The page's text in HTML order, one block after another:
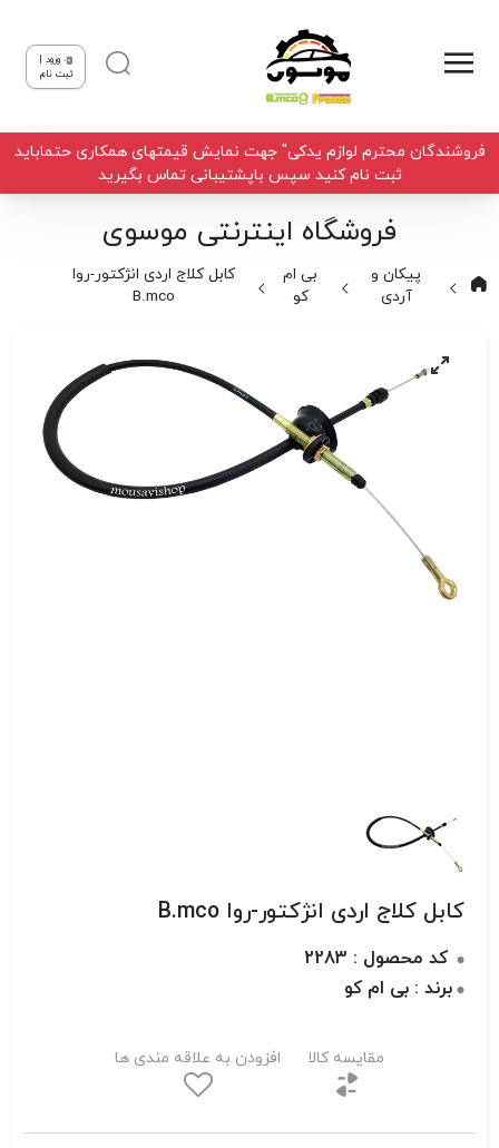
ورود |
ثبت نام
فروشندگان محترم لوازم یدکی" جهت نمایش قیمتهای همکاری حتماباید
ثبت نام کنید سپس باپشتیبانی تماس بگیرید
فروشگاه اینترنتی موسوی
پیکان و
آردی
بی ام
کو
کابل کلاج اردی انژکتور-روا
B.mco
کابل کلاج اردی انژکتور-روا B.mco
کد محصول : 2283
برند : بی ام کو
مقایسه کالا افزودن به علاقه مندی ها